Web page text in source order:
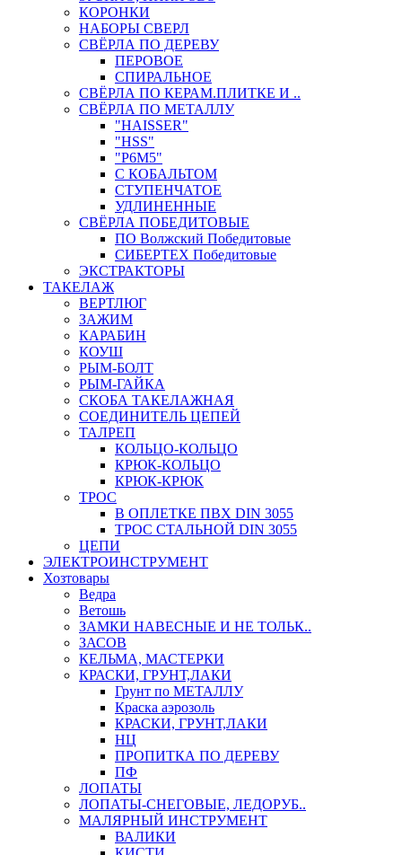
КОРОНКИ
НАБОРЫ СВЕРЛ
СВЁРЛА ПО ДЕРЕВУ
ПЕРОВОЕ
СПИРАЛЬНОЕ
СВЁРЛА ПО КЕРАМ.ПЛИТКЕ И ..
СВЁРЛА ПО МЕТАЛЛУ
"HAISSER"
"HSS"
"Р6М5"
С КОБАЛЬТОМ
СТУПЕНЧАТОЕ
УДЛИНЕННЫЕ
СВЁРЛА ПОБЕДИТОВЫЕ
ПО Волжский Победитовые
СИБЕРТЕХ Победитовые
ЭКСТРАКТОРЫ
ТАКЕЛАЖ
ВЕРТЛЮГ
ЗАЖИМ
КАРАБИН
КОУШ
РЫМ-БОЛТ
РЫМ-ГАЙКА
СКОБА ТАКЕЛАЖНАЯ
СОЕДИНИТЕЛЬ ЦЕПЕЙ
ТАЛРЕП
КОЛЬЦО-КОЛЬЦО
КРЮК-КОЛЬЦО
КРЮК-КРЮК
ТРОС
В ОПЛЕТКЕ ПВХ DIN 3055
ТРОС СТАЛЬНОЙ DIN 3055
ЦЕПИ
ЭЛЕКТРОИНСТРУМЕНТ
Хозтовары
Ведра
Ветошь
ЗАМКИ НАВЕСНЫЕ И НЕ ТОЛЬК..
ЗАСОВ
КЕЛЬМА, МАСТЕРКИ
КРАСКИ, ГРУНТ,ЛАКИ
Грунт по МЕТАЛЛУ
Краска аэрозоль
КРАСКИ, ГРУНТ,ЛАКИ
НЦ
ПРОПИТКА ПО ДЕРЕВУ
ПФ
ЛОПАТЫ
ЛОПАТЫ-СНЕГОВЫЕ, ЛЕДОРУБ..
МАЛЯРНЫЙ ИНСТРУМЕНТ
ВАЛИКИ